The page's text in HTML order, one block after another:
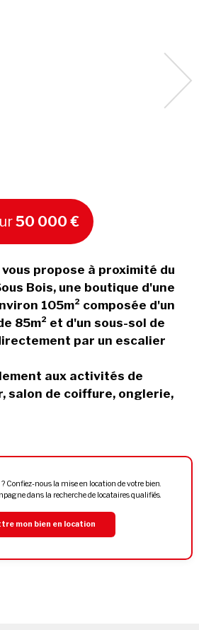
50 000 €
vous propose à proximité du
Bois, une boutique d'une
105m² composée d'un
85m² et d'un sous-sol de
par un escalier
aux activités de
salon de coiffure, onglerie,
? Confiez-nous la mise en location de votre bien.
dans la recherche de locataires qualifiés.
mon bien en location